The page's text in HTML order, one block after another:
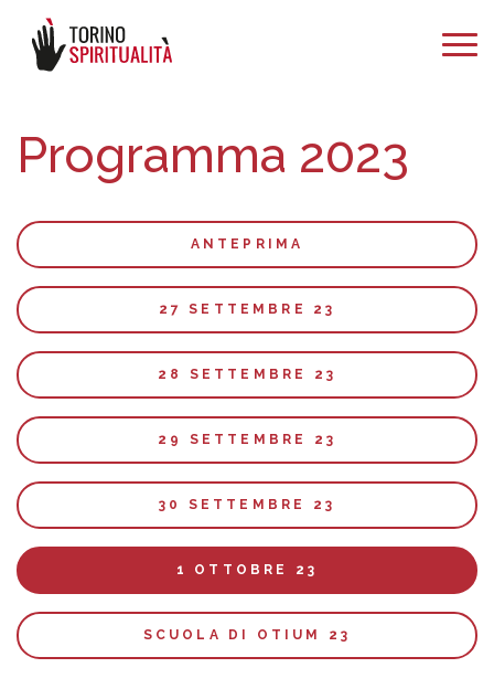
Programma 2023
ANTEPRIMA
27 SETTEMBRE 23
28 SETTEMBRE 23
29 SETTEMBRE 23
30 SETTEMBRE 23
1 OTTOBRE 23
SCUOLA DI OTIUM 23